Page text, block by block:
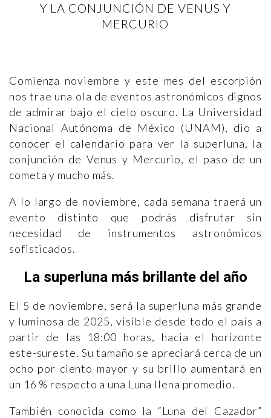
Y LA CONJUNCIÓN DE VENUS Y
MERCURIO
Comienza noviembre y este mes del escorpión
nos trae una ola de eventos astronómicos dignos
de admirar bajo el cielo oscuro. La Universidad
Nacional Autónoma de México (UNAM), dio a
conocer el calendario para ver la superluna, la
conjunción de Venus y Mercurio, el paso de un
cometa y mucho más.
A lo largo de noviembre, cada semana traerá un
evento distinto que podrás disfrutar sin
necesidad de instrumentos astronómicos
sofisticados.
La superluna más brillante del año
El 5 de noviembre, será la superluna más grande
y luminosa de 2025, visible desde todo el país a
partir de las 18:00 horas, hacia el horizonte
este-sureste. Su tamaño se apreciará cerca de un
ocho por ciento mayor y su brillo aumentará en
un 16 % respecto a una Luna llena promedio.
También conocida como la “Luna del Cazador”